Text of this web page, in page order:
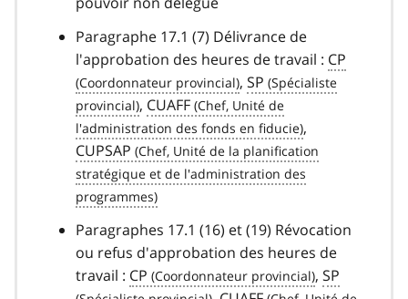
Paragraphe 17.1 (7) Délivrance de
l'approbation des heures de travail : CP
, SP
, CUAFF
,
CUPSAP
Paragraphes 17.1 (16) et (19) Révocation
ou refus d'approbation des heures de
travail : CP , SP